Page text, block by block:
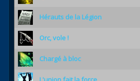
Hérauts de la Légion
Orc, vole !
Chargé à bloc